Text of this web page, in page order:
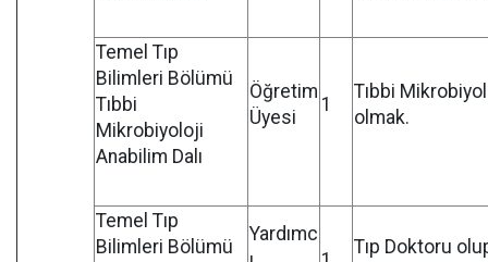
Temel Tıp
Bilimleri Bölümü
Tıbbi
Mikrobiyoloji
Anabilim Dalı
Öğretim
Üyesi
1
Tıbbi
olmak.
Temel Tıp
Bilimleri Bölümü
Yardımc
Tıp Doktoru